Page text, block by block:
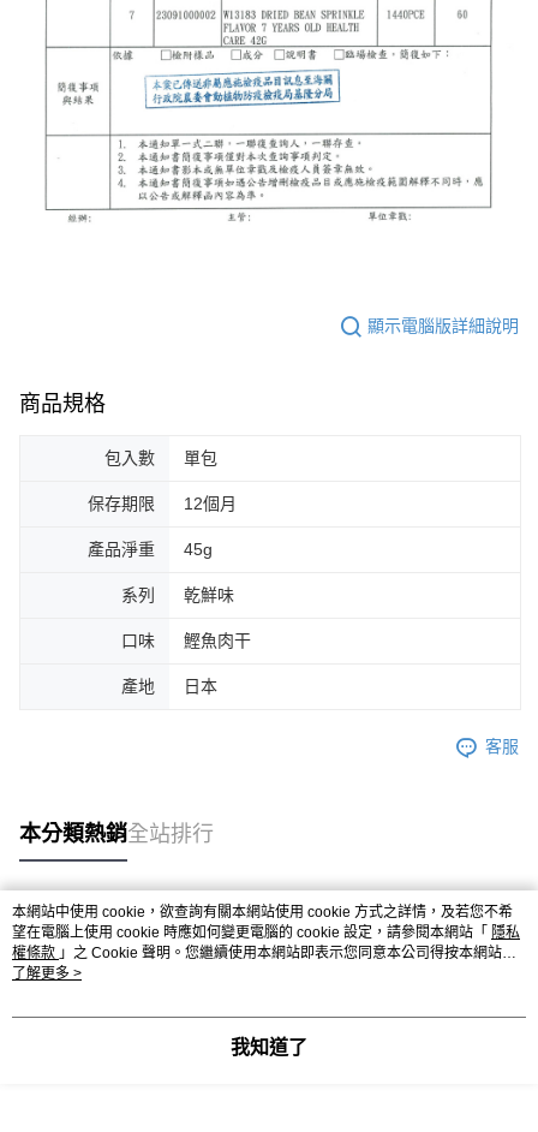
顯示電腦版詳細說明
商品規格
包入數 單包
保存期限 12個月
產品淨重 45g
系列 乾鮮味
口味 鰹魚肉干
產地 日本
客服
本分類熱銷全站排行
熱門標籤
本網站中使用 cookie，欲查詢有關本網站使用 cookie 方式之詳情，及若您不希
望在電腦上使用 cookie 時應如何變更電腦的 cookie 設定，請參閱本網站「 隱私
權條款 」之 Cookie 聲明。您繼續使用本網站即表示您同意本公司得按本網站使
用條款之 Cookie 聲明使用 cookie。
了解更多 >
我知道了